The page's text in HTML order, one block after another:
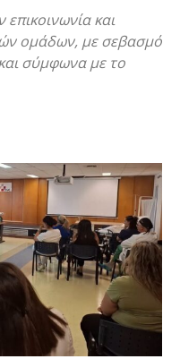
και
ομάδων, με σεβασμό
σύμφωνα με το